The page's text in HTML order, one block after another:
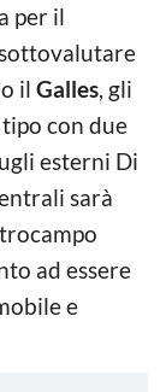
per il
il Galles, gli
con due
esterni Di
sarà
ad essere
e